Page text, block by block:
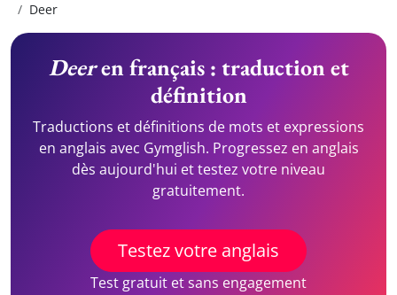
Deer
Deeren français : traduction et
définition
Traductions et définitions de mots et expressions
en anglais avec Gymglish. Progressez en anglais
dès aujourd'hui et testez votre niveau
gratuitement.
Testez votre anglais
Test gratuit et sans engagement